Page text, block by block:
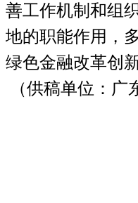
善工作机制和组
地的职能作用，
绿色金融改革创
（供稿单位：